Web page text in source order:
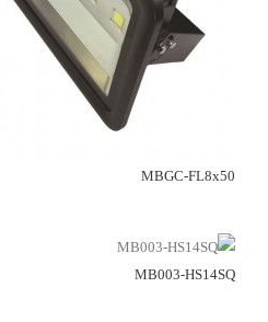
MBGC-FL8x50
MB003-HS14SQ